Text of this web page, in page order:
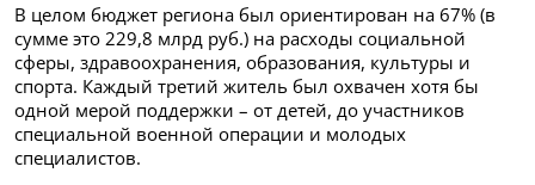
В целом бюджет региона был ориентирован на 67% (в
сумме это 229,8 млрд руб.) на расходы социальной
сферы, здравоохранения, образования, культуры и
спорта. Каждый третий житель был охвачен хотя бы
одной мерой поддержки – от детей, до участников
специальной военной операции и молодых
специалистов.